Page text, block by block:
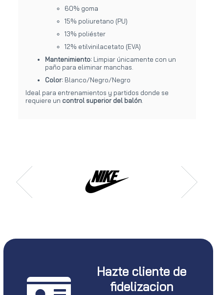
60% goma
15% poliuretano (PU)
13% poliéster
12% etilvinilacetato (EVA)
Mantenimiento: Limpiar únicamente con un
paño para eliminar manchas.
Color: Blanco/Negro/Negro
Ideal para entrenamientos y partidos donde se
requiere un control superior del balón
Hazte cliente de
fidelizacion